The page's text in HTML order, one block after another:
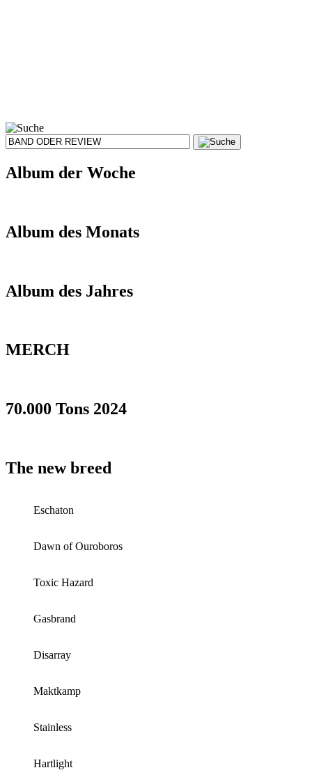
Album der Woche
Album des Monats
Album des Jahres
MERCH
70.000 Tons 2024
The new breed
Eschaton
Dawn of Ouroboros
Toxic Hazard
Gasbrand
Disarray
Maktkamp
Stainless
Hartlight